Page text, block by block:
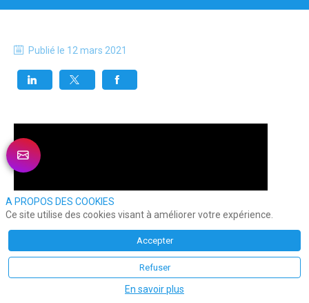
Publié le 12 mars 2021
A PROPOS DES COOKIES
Ce site utilise des cookies visant à améliorer votre expérience.
Accepter
Refuser
En savoir plus